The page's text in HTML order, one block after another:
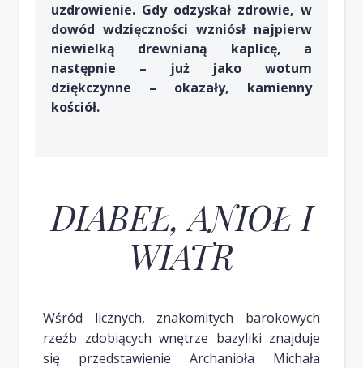
uzdrowienie. Gdy odzyskał zdrowie, w
dowód wdzięczności wzniósł najpierw
niewielką drewnianą kaplicę, a
następnie – już jako wotum
dziękczynne – okazały, kamienny
kościół.
DIABEŁ, ANIOŁ I
WIATR
Wśród licznych, znakomitych barokowych
rzeźb zdobiących wnętrze bazyliki znajduje
się przedstawienie Archanioła Michała